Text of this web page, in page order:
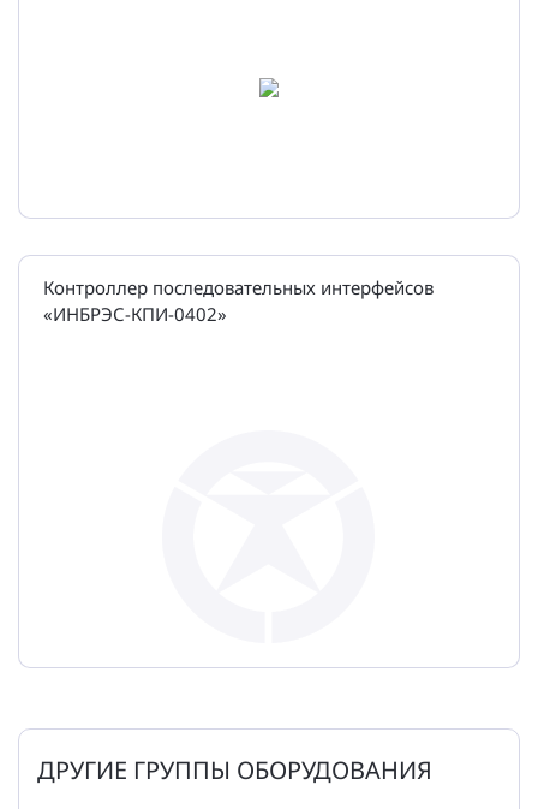
Контроллер последовательных интерфейсов
«ИНБРЭС-КПИ-0402»
ДРУГИЕ ГРУППЫ ОБОРУДОВАНИЯ